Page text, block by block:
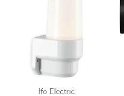
Ifö Electric